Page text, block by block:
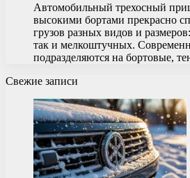
Автомобильный трехосный
высокими бортами прекрасно
грузов разных видов и
так и мелкоштучных.
подразделяются на бортовые,
Свежие записи